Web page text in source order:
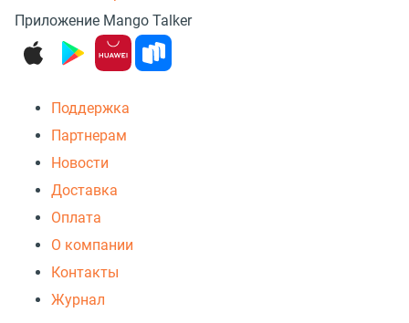
Приложение Mango Talker
Поддержка
Партнерам
Новости
Доставка
Оплата
О компании
Контакты
Журнал